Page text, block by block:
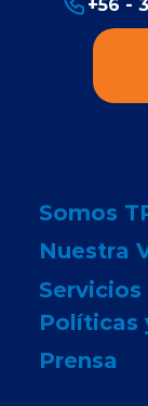
Somos
Nuestra
Políticas
Prensa